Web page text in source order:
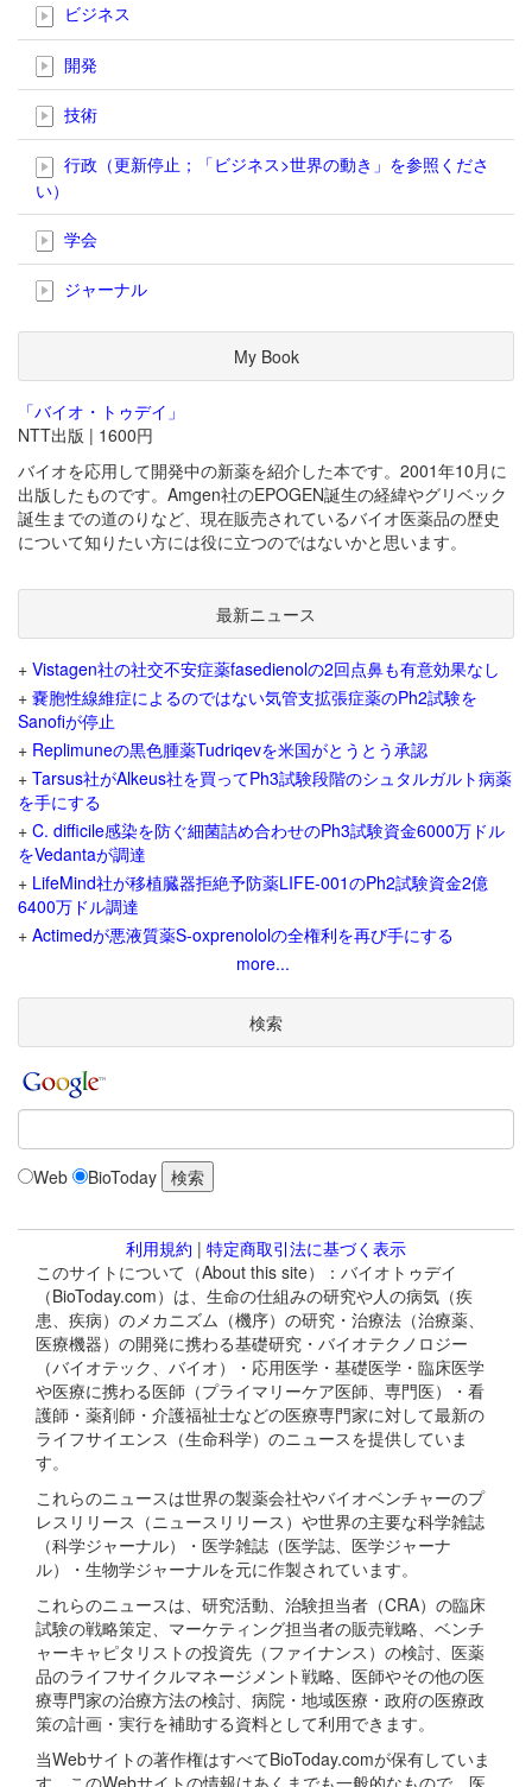
ビジネス
開発
技術
行政（更新停止；「ビジネス>世界の動き」を参照くださ
い）
学会
ジャーナル
My Book
「バイオ・トゥデイ」
NTT出版 | 1600円
バイオを応用して開発中の新薬を紹介した本です。2001年10月に
出版したものです。Amgen社のEPOGEN誕生の経緯やグリベック
誕生までの道のりなど、現在販売されているバイオ医薬品の歴史
について知りたい方には役に立つのではないかと思います。
最新ニュース
+ Vistagen社の社交不安症薬fasedienolの2回点鼻も有意効果なし
+ 嚢胞性線維症によるのではない気管支拡張症薬のPh2試験を
Sanofiが停止
+ Replimuneの黒色腫薬Tudriqevを米国がとうとう承認
+ Tarsus社がAlkeus社を買ってPh3試験段階のシュタルガルト病薬
を手にする
+ C. difficile感染を防ぐ細菌詰め合わせのPh3試験資金6000万ドル
をVedantaが調達
+ LifeMind社が移植臓器拒絶予防薬LIFE-001のPh2試験資金2億
6400万ドル調達
+ Actimedが悪液質薬S-oxprenololの全権利を再び手にする
more...
検索
Web BioToday
利用規約 | 特定商取引法に基づく表示
このサイトについて（About this site）：バイオトゥデイ
（BioToday.com）は、生命の仕組みの研究や人の病気（疾
患、疾病）のメカニズム（機序）の研究・治療法（治療薬、
医療機器）の開発に携わる基礎研究・バイオテクノロジー
（バイオテック、バイオ）・応用医学・基礎医学・臨床医学
や医療に携わる医師（プライマリーケア医師、専門医）・看
護師・薬剤師・介護福祉士などの医療専門家に対して最新の
ライフサイエンス（生命科学）のニュースを提供していま
す。
これらのニュースは世界の製薬会社やバイオベンチャーのプ
レスリリース（ニュースリリース）や世界の主要な科学雑誌
（科学ジャーナル）・医学雑誌（医学誌、医学ジャーナ
ル）・生物学ジャーナルを元に作製されています。
これらのニュースは、研究活動、治験担当者（CRA）の臨床
試験の戦略策定、マーケティング担当者の販売戦略、ベンチ
ャーキャピタリストの投資先（ファイナンス）の検討、医薬
品のライフサイクルマネージメント戦略、医師やその他の医
療専門家の治療方法の検討、病院・地域医療・政府の医療政
策の計画・実行を補助する資料として利用できます。
当Webサイトの著作権はすべてBioToday.comが保有していま